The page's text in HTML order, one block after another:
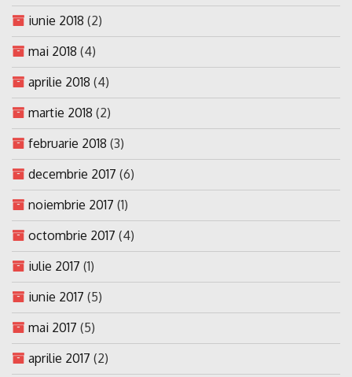
iunie 2018 (2)
mai 2018 (4)
aprilie 2018 (4)
martie 2018 (2)
februarie 2018 (3)
decembrie 2017 (6)
noiembrie 2017 (1)
octombrie 2017 (4)
iulie 2017 (1)
iunie 2017 (5)
mai 2017 (5)
aprilie 2017 (2)